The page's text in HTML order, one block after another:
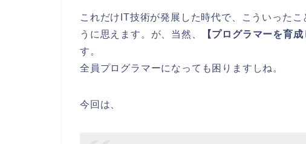
これだけIT技術が発展した時代で、こういった
うに思えます。が、当然、
【プログラマーを育
す。
全員プログラマーになっても困りますしね。
今回は、